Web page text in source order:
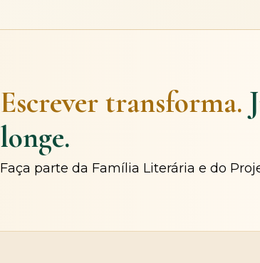
Escrever transforma.
longe.
Faça parte da Família Literária e do